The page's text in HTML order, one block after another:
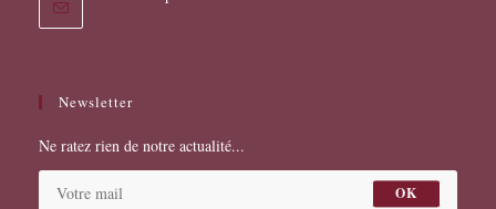
Newsletter
Ne ratez rien de notre actualité...
OK